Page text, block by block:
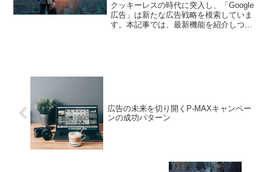
クッキーレスの時代に突入し、「Google
広告」は新たな広告戦略を模索していま
す。本記事では、最新機能を紹介しつ
広告の未来を切り開くP-MAXキャンペー
ンの成功パターン